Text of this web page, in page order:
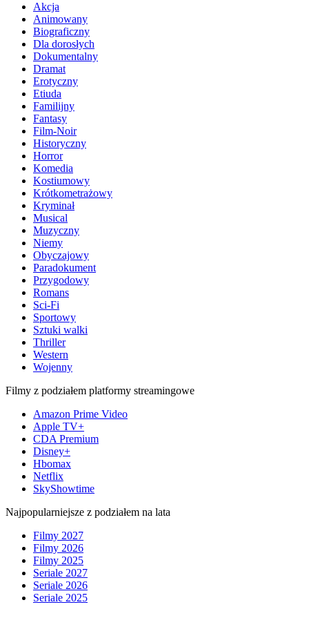
Akcja
Animowany
Biograficzny
Dla dorosłych
Dokumentalny
Dramat
Erotyczny
Etiuda
Familijny
Fantasy
Film-Noir
Historyczny
Horror
Komedia
Kostiumowy
Krótkometrażowy
Kryminał
Musical
Muzyczny
Niemy
Obyczajowy
Paradokument
Przygodowy
Romans
Sci-Fi
Sportowy
Sztuki walki
Thriller
Western
Wojenny
Filmy z podziałem platformy streamingowe
Amazon Prime Video
Apple TV+
CDA Premium
Disney+
Hbomax
Netflix
SkyShowtime
Najpopularniejsze z podziałem na lata
Filmy 2027
Filmy 2026
Filmy 2025
Seriale 2027
Seriale 2026
Seriale 2025